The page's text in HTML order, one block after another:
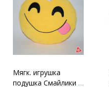
Мягк. игрушка
подушка Смайлики (